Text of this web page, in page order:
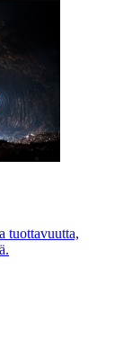
tuottavuutta,